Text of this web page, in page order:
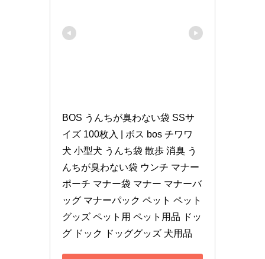
BOS うんちが臭わない袋 SSサ
イズ 100枚入 | ボス bos チワワ
犬 小型犬 うんち袋 散歩 消臭 う
んちが臭わない袋 ウンチ マナー
ポーチ マナー袋 マナー マナーバ
ッグ マナーパック ペット ペット
グッズ ペット用 ペット用品 ドッ
グ ドック ドッググッズ 犬用品